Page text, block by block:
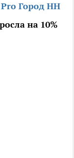
Город НН
на 10%